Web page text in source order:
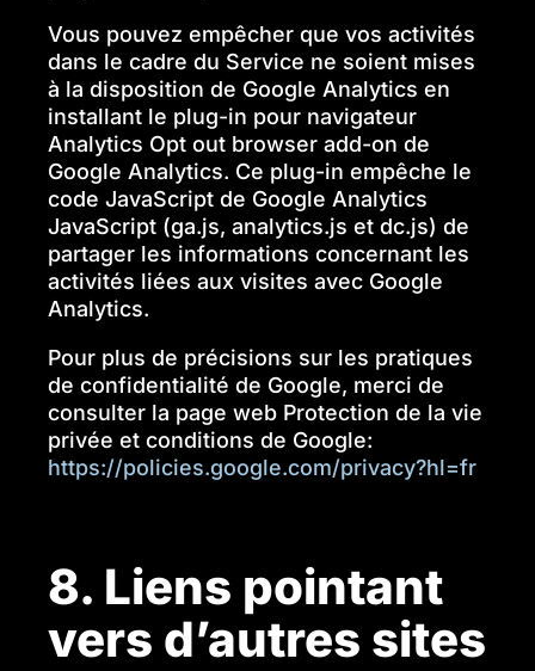
Vous pouvez empêcher que vos activités
dans le cadre du Service ne soient mises
à la disposition de Google Analytics en
installant le plug-in pour navigateur
Analytics Opt out browser add-on de
Google Analytics. Ce plug-in empêche le
code JavaScript de Google Analytics
JavaScript (ga.js, analytics.js et dc.js) de
partager les informations concernant les
activités liées aux visites avec Google
Analytics.
Pour plus de précisions sur les pratiques
de confidentialité de Google, merci de
consulter la page web Protection de la vie
privée et conditions de Google:
https://policies.google.com/privacy?hl=fr
8. Liens pointant
vers d’autres sites